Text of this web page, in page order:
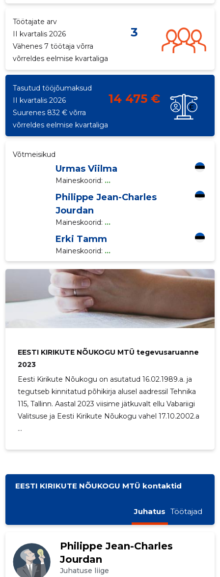
Töötajate arv
II kvartalis 2026
3
Vähenes 7 töötaja võrra
võrreldes eelmise kvartaliga
Tasutud tööjõumaksud
II kvartalis 2026
14 475 €
Suurenes 832 € võrra
võrreldes eelmise kvartaliga
Võtmeisikud
Urmas Viilma
Maineskoorid: ...
Philippe Jean-Charles
Jourdan
Maineskoorid: ...
Erki Tamm
Maineskoorid: ...
EESTI KIRIKUTE NÕUKOGU MTÜ tegevusaruanne
2023
Eesti Kirikute Nõukogu on asutatud 16.02.1989.a. ja
tegutseb kinnitatud põhikirja alusel aadressil Tehnika
115, Tallinn. Aastal 2023 viisime jätkuvalt ellu Vabariigi
Valitsuse ja Eesti Kirikute Nõukogu vahel 17.10.2002.a
...
EESTI KIRIKUTE NÕUKOGU MTÜ kontaktid
Juhatus Töötajad
Philippe Jean-Charles
Jourdan
Juhatuse liige